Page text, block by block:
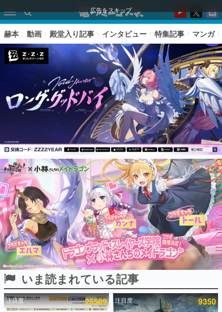
広告をスキップ
ピックアップ
電ファミのいま読まれている記事ランキング
アプリセール情報
インタビュー
連載・特集一覧
殿堂入り記事
SNS拡散数が数千以上！ ページビュー数万以上！ などな
ど。多くの人々に読まれた、電ファミ渾身の“殿堂入り”記
事をまとめました。
赫本 動画 殿堂入り記事 インタビュー 特集記事 マンガ
いま読まれている記事
注目度 25509 注目度 9350